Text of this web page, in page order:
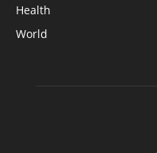
Health
World